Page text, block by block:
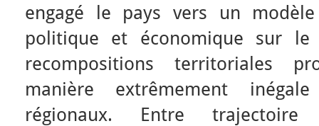
engagé le pays vers un
politique et économique sur le
recompositions territoriales
manière extrêmement
régionaux. Entre